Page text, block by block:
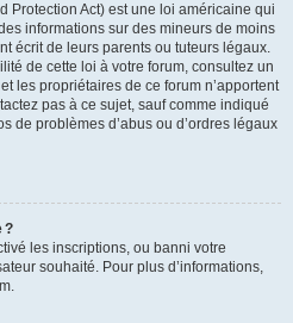
Protection Act) est une loi américaine qui
informations sur des mineurs de moins
écrit de leurs parents ou tuteurs légaux.
de cette loi à votre forum, consultez un
les propriétaires de ce forum n’apportent
pas à ce sujet, sauf comme indiqué
de problèmes d’abus ou d’ordres légaux
?
les inscriptions, ou banni votre
souhaité. Pour plus d’informations,